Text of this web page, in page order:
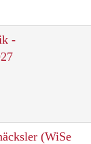
-
(WiSe